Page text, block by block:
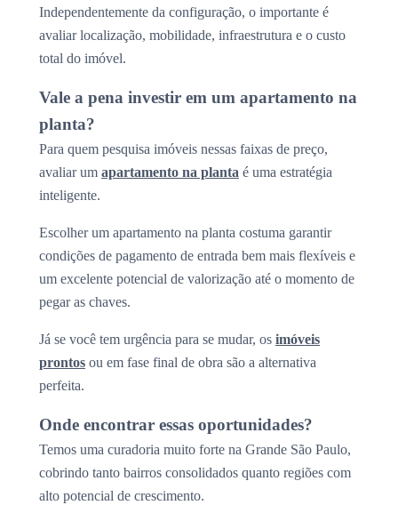
Independentemente da configuração, o importante é
avaliar localização, mobilidade, infraestrutura e o custo
total do imóvel.
Vale a pena investir em um apartamento na
planta?
Para quem pesquisa imóveis nessas faixas de preço,
avaliar um apartamento na planta é uma estratégia
inteligente.
Escolher um apartamento na planta costuma garantir
condições de pagamento de entrada bem mais flexíveis e
um excelente potencial de valorização até o momento de
pegar as chaves.
Já se você tem urgência para se mudar, os imóveis
prontos ou em fase final de obra são a alternativa
perfeita.
Onde encontrar essas oportunidades?
Temos uma curadoria muito forte na Grande São Paulo,
cobrindo tanto bairros consolidados quanto regiões com
alto potencial de crescimento.